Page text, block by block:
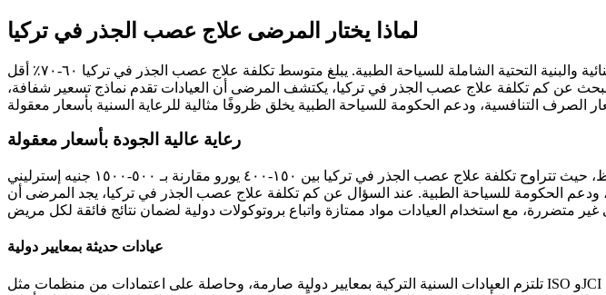
لماذا يختار المرضى علاج عصب الجذر في تركيا
يختار المرضى الدوليون تركيا بشكل متزايد لعلاجات عصب الجذر بسبب نسب الجودة إلى التكلفة الاستثنائية والبنية التحتية الشاملة للسياحة الطبية. يبلغ متوسط تكلفة علاج عصب الجذر في تركيا ٦٠-٧٠٪ أقل
البحث عن كم تكلفة علاج عصب الجذر في تركيا، يكتشف المرضى أن العيادات تقدم نماذج تسعير شفافة،
رعاية عالية الجودة بأسعار معقولة
يقدم قطاع الأسنان التركي رعاية علاجية داخل السن على مستوى عالمي بأسعار معقولة بشكل ملحوظ، حيث تتراوح تكلفة علاج عصب الجذر في تركيا بين ١٥٠-٤٠٠ يورو مقارنة بـ ٥٠٠-١٥٠٠ جنيه إسترليني
ودعم الحكومة للسياحة الطبية. عند السؤال عن كم تكلفة علاج عصب الجذر في تركيا، يجد المرضى أن
عيادات حديثة بمعايير دولية
تلتزم العيادات السنية التركية بمعايير دولية صارمة، وحاصلة على اعتمادات من منظمات مثل ISO وJCI والجهات الصحية الوطنية. تتميز المرافق بأنظمة تعقيم متطورة، وتكنولوجيا تصوير رقمية، ومعدات علاج